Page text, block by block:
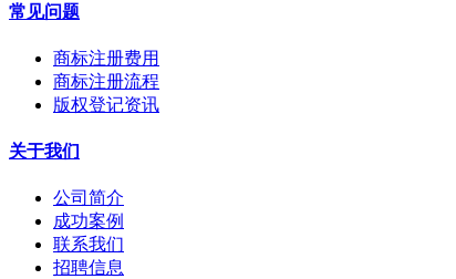
常见问题
商标注册费用
商标注册流程
版权登记资讯
关于我们
公司简介
成功案例
联系我们
招聘信息